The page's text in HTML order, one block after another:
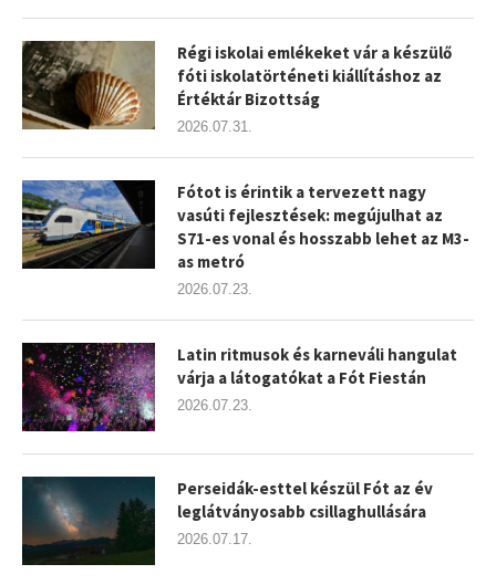
Régi iskolai emlékeket vár a készülő
fóti iskolatörténeti kiállításhoz az
Értéktár Bizottság
2026.07.31.
Fótot is érintik a tervezett nagy
vasúti fejlesztések: megújulhat az
S71-es vonal és hosszabb lehet az M3-
as metró
2026.07.23.
Latin ritmusok és karneváli hangulat
várja a látogatókat a Fót Fiestán
2026.07.23.
Perseidák-esttel készül Fót az év
leglátványosabb csillaghullására
2026.07.17.